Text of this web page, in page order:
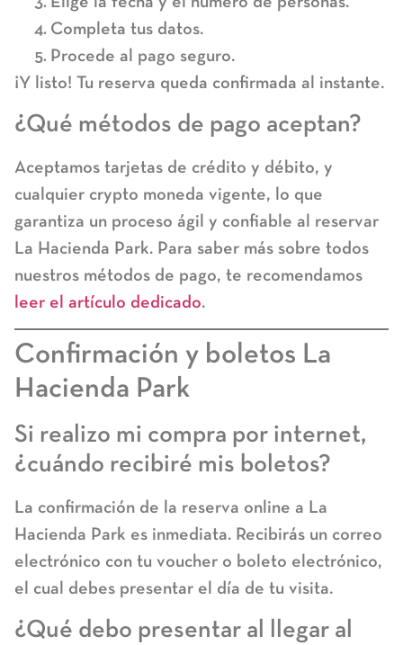
Completa tus datos.
Procede al pago seguro.
¡Y listo! Tu reserva queda confirmada al instante.
¿Qué métodos de pago aceptan?
Aceptamos tarjetas de crédito y débito, y
cualquier crypto moneda vigente, lo que
garantiza un proceso ágil y confiable al reservar
La Hacienda Park. Para saber más sobre todos
nuestros métodos de pago, te recomendamos
leer el artículo dedicado.
Confirmación y boletos La
Hacienda Park
Si realizo mi compra por internet,
¿cuándo recibiré mis boletos?
La confirmación de la reserva online a La
Hacienda Park es inmediata. Recibirás un correo
electrónico con tu voucher o boleto electrónico,
el cual debes presentar el día de tu visita.
¿Qué debo presentar al llegar al